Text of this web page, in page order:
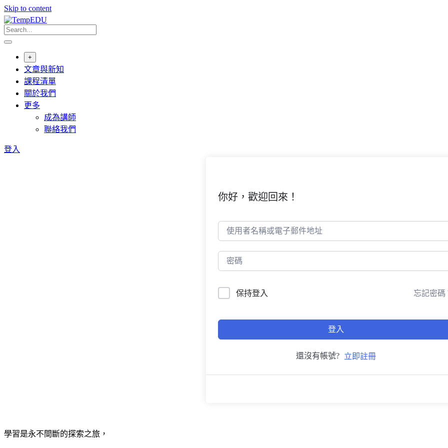
Skip to content
+
文章與新知
課程清單
關於我們
更多
成為講師
聯絡我們
登入
你好，歡迎回來！
保持登入 忘記密碼
登入
還沒有帳號? 立即註冊
學習是永不間斷的探索之旅，